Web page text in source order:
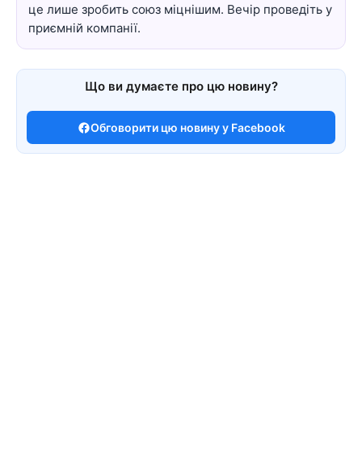
це лише зробить союз міцнішим. Вечір проведіть у
приємній компанії.
Що ви думаєте про цю новину?
Обговорити цю новину у Facebook